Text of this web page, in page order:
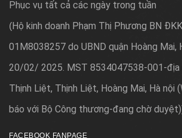
Phục vụ tất cả các ngày trong tuần
(Hộ kinh doanh Phạm Thị Phương BN
01M8038257 do UBND quận Hoàng Mai,
20/02/ 2025. MST 8534047538-001-
Thịnh Liệt, Thịnh Liệt, Hoàng Mai, Hà nội
báo với Bộ Công thương-đang chờ duyệt)
FACEBOOK FANPAGE